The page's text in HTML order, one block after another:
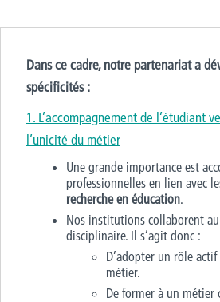
Dans ce cadre, notre partenariat a
spécificités :
1. L’accompagnement de l’étudiant
l’unicité du métier
Une grande importance est
professionnelles en lien avec
recherche en éducation.
Nos institutions collaborent
disciplinaire. Il s’agit donc :
D’adopter un rôle
métier.
De former à un métier